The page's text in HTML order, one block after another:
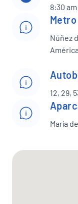
8:30
Metro
Núñez
América
12, 29,
María